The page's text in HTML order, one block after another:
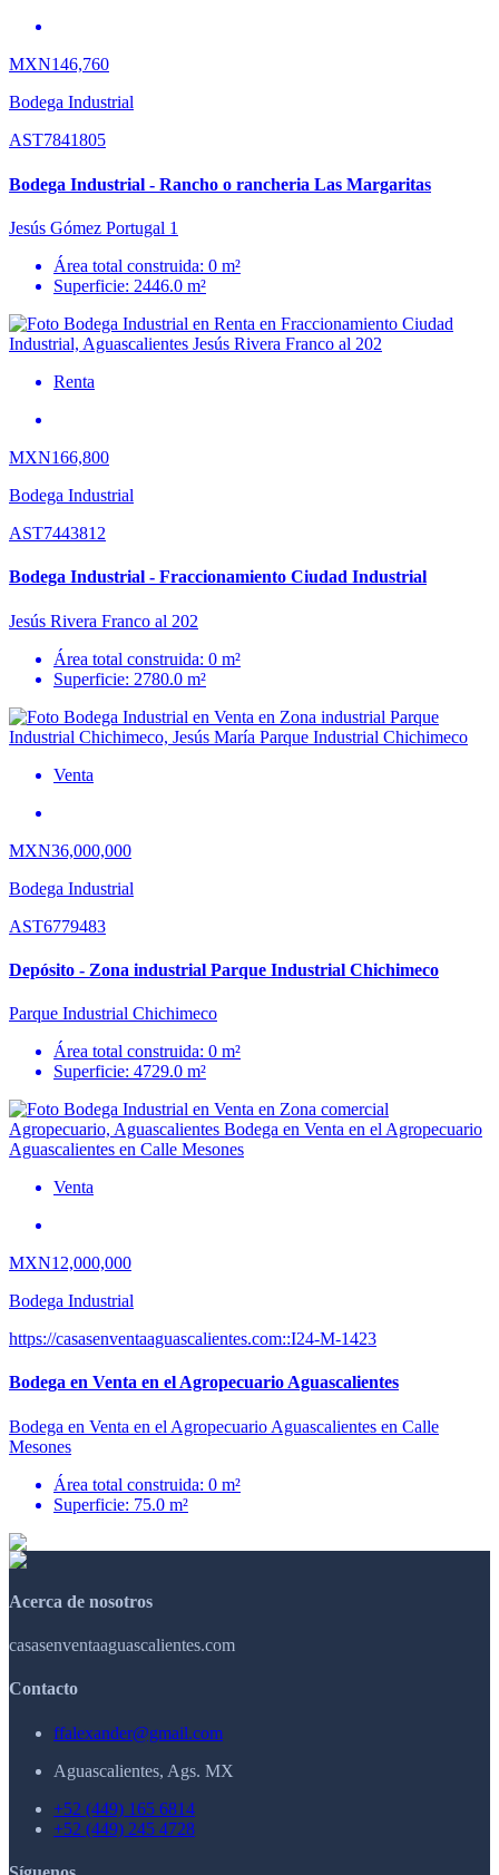
MXN146,760
Bodega Industrial
AST7841805
Bodega Industrial - Rancho o rancheria Las Margaritas
Jesús Gómez Portugal 1
Área total construida: 0 m²
Superficie: 2446.0 m²
Renta
MXN166,800
Bodega Industrial
AST7443812
Bodega Industrial - Fraccionamiento Ciudad Industrial
Jesús Rivera Franco al 202
Área total construida: 0 m²
Superficie: 2780.0 m²
Venta
MXN36,000,000
Bodega Industrial
AST6779483
Depósito - Zona industrial Parque Industrial Chichimeco
Parque Industrial Chichimeco
Área total construida: 0 m²
Superficie: 4729.0 m²
Venta
MXN12,000,000
Bodega Industrial
https://casasenventaaguascalientes.com::I24-M-1423
Bodega en Venta en el Agropecuario Aguascalientes
Bodega en Venta en el Agropecuario Aguascalientes en Calle
Mesones
Área total construida: 0 m²
Superficie: 75.0 m²
Acerca de nosotros
casasenventaaguascalientes.com
Contacto
ffalexander@gmail.com
Aguascalientes, Ags. MX
+52 (449) 165 6814
+52 (449) 245 4728